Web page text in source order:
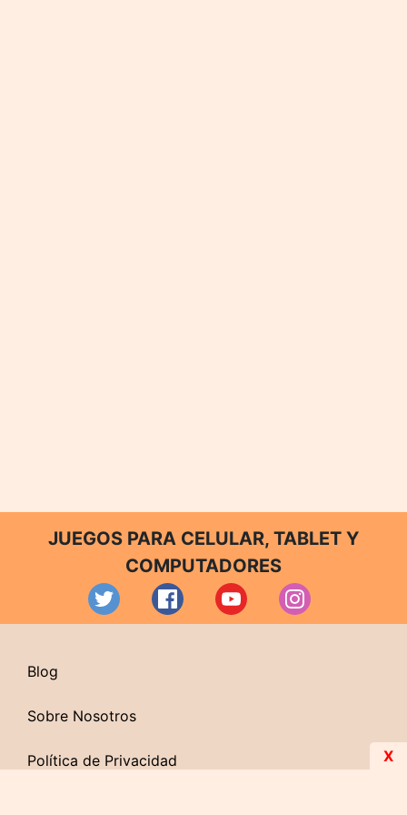
JUEGOS PARA CELULAR, TABLET Y
COMPUTADORES
Blog
Sobre Nosotros
Política de Privacidad X